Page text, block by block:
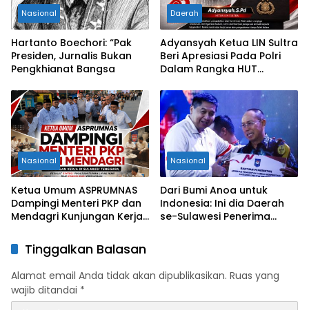
Nasional
Hartanto Boechori: “Pak
Presiden, Jurnalis Bukan
Pengkhianat Bangsa
Daerah
Adyansyah Ketua LIN Sultra
Beri Apresiasi Pada Polri
Dalam Rangka HUT
Nasional
Ketua Umum ASPRUMNAS
Dampingi Menteri PKP dan
Mendagri Kunjungan Kerja
Program Rumah Layak Huni
dan Konsolidasi Organisasi
Nasional
Dari Bumi Anoa untuk
Indonesia: Ini dia Daerah
se-Sulawesi Penerima
Tinggalkan Balasan
Alamat email Anda tidak akan dipublikasikan. Ruas yang
wajib ditandai *